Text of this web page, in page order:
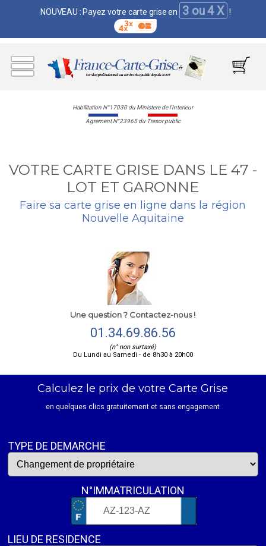
NOUVEAU : Payez votre carte grise en 3 ou 4 X !
Habilitation N°17030 du Ministere de l'Interieur
Agrement N°23965 du Tresor public
VOTRE CARTE GRISE DANS LE 47 -
LOT ET GARONNE
Faire sa carte grise en ligne dans la région
Nouvelle Aquitaine
Une question ? Contactez-nous !
01.34.69.86.56
(n° non surtaxé)
Du Lundi au Samedi - de 8h30 à 20h00
Calculez le prix de votre Carte Grise
en quelques clics gratuitement et sans engagement
TYPE DE DEMARCHE
N°IMMATRICULATION
LIEU DE RESIDENCE